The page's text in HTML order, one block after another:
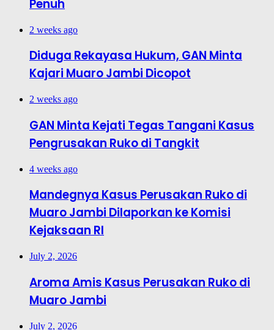
Penuh
2 weeks ago
Diduga Rekayasa Hukum, GAN Minta
Kajari Muaro Jambi Dicopot
2 weeks ago
GAN Minta Kejati Tegas Tangani Kasus
Pengrusakan Ruko di Tangkit
4 weeks ago
Mandegnya Kasus Perusakan Ruko di
Muaro Jambi Dilaporkan ke Komisi
Kejaksaan RI
July 2, 2026
Aroma Amis Kasus Perusakan Ruko di
Muaro Jambi
July 2, 2026